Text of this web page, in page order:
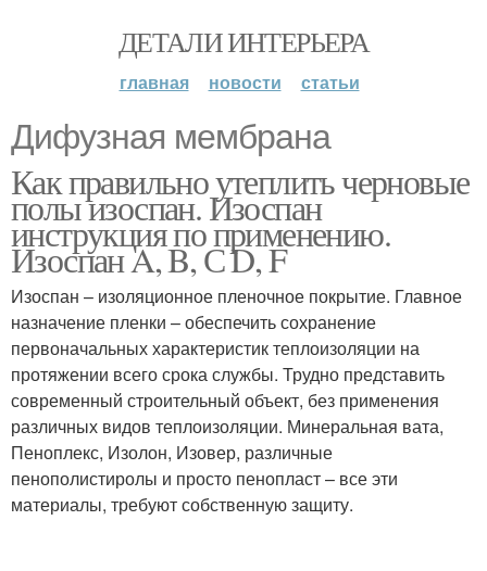
ДЕТАЛИ ИНТЕРЬЕРА
главная новости статьи
Дифузная мембрана
Как правильно утеплить черновые
полы изоспан. Изоспан
инструкция по применению.
Изоспан A, B, С D, F
Изоспан – изоляционное пленочное покрытие. Главное
назначение пленки – обеспечить сохранение
первоначальных характеристик теплоизоляции на
протяжении всего срока службы. Трудно представить
современный строительный объект, без применения
различных видов теплоизоляции. Минеральная вата,
Пеноплекс, Изолон, Изовер, различные
пенополистиролы и просто пенопласт – все эти
материалы, требуют собственную защиту.